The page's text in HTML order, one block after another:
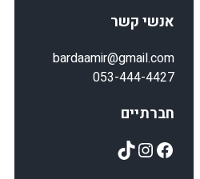
אנשי קשר
bardaamir@gmail.com
053-444-4427
חברתיים
Facebook
Instagram
TikTok